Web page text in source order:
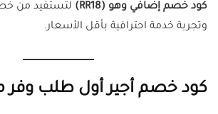
كود خصم إضافي وهو (RR18)
لتستفيد من
وتجربة خدمة احترافية بأقل الأسعار.
كود خصم أجير أول طلب وفر